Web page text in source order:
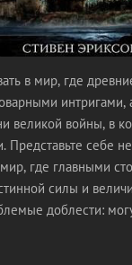
в мир, где
великой войны, в
Представьте себе
где главными
силы и
доблести:
над стихиями и
боевые искусства,